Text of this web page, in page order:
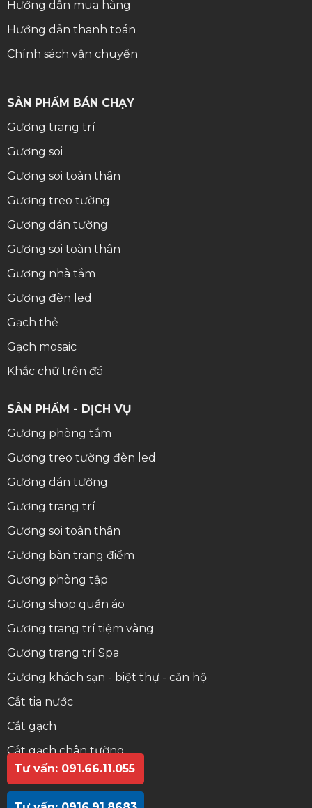
Hướng dẫn mua hàng
Hướng dẫn thanh toán
Chính sách vận chuyển
SẢN PHẨM BÁN CHẠY
Gương trang trí
Gương soi
Gương soi toàn thân
Gương treo tường
Gương dán tường
Gương soi toàn thân
Gương nhà tắm
Gương đèn led
Gạch thẻ
Gạch mosaic
Khắc chữ trên đá
SẢN PHẨM - DỊCH VỤ
Gương phòng tắm
Gương treo tường đèn led
Gương dán tường
Gương trang trí
Gương soi toàn thân
Gương bàn trang điểm
Gương phòng tập
Gương shop quần áo
Gương trang trí tiệm vàng
Gương trang trí Spa
Gương khách sạn - biệt thự - căn hộ
Cắt tia nước
Cắt gạch
Cắt gạch chân tường
Gạch ốp chân tường
Phào chỉ đá
Tư vấn: 091.66.11.055